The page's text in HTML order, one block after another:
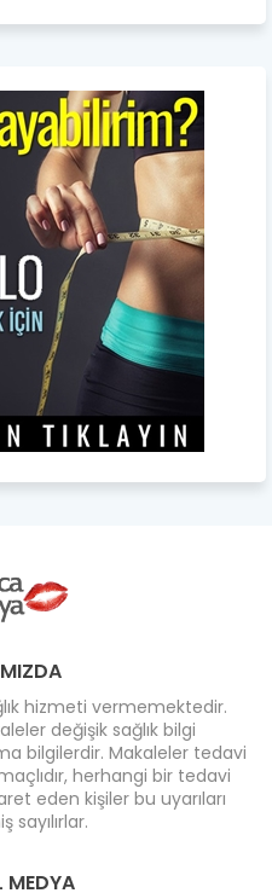
hizmeti vermemektedir.
değişik sağlık bilgi
bilgilerdir. Makaleler tedavi
herhangi bir tedavi
eden kişiler bu uyarıları
sayılırlar.
MEDYA